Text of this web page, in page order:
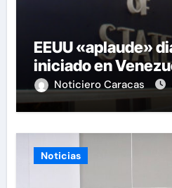
EEUU «aplaude»
iniciado en
Noticiero Caracas
Noticias